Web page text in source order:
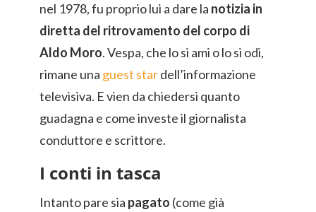
nel 1978, fu proprio lui a dare la notizia in
diretta del ritrovamento del corpo di
Aldo Moro. Vespa, che lo si ami o lo si odi,
rimane una guest stardell’informazione
televisiva. E vien da chiedersi quanto
guadagna e come investe il giornalista
conduttore e scrittore.
I conti in tasca
Intanto pare sia pagato (come già